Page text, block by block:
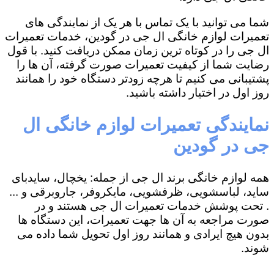
شما می توانید با یک تماس با هر یک از نمایندگی های
تعمیرات لوازم خانگی ال جی در گودین، خدمات تعمیرات
ال جی را در کوتاه ترین زمان ممکن دریافت کنید. با قول
رضایت شما از کیفیت تعمیرات صورت گرفته، آن ها را
پشتیبانی می کنیم تا هرچه زودتر دستگاه خود را همانند
روز اول در اختیار داشته باشید.
نمایندگی تعمیرات لوازم خانگی ال
جی در گودین
همه لوازم خانگی برند ال جی از جمله: یخچال، سایدبای
ساید، لباسشویی، ظرفشویی، مایکروفر، جاروبرقی و ...
. تحت پوشش خدمات تعمیرات ال جی هستند و در
صورت مراجعه به آن ها جهت تعمیرات، این دستگاه ها
بدون هیچ ایرادی و همانند روز اول تحویل شما داده می
شوند.